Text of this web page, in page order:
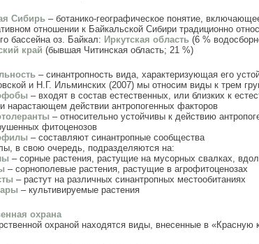
Сибирь – ботанико-географическое понятие,
отношении к Байкальской Сибири традиционно
бассейна оз. Байкал: Иркутская область (6 %
край (бывшая Читинская область; 21 %)
– синантропность вида, характеризующая его
и Н.Г. Ильминских (2007) мы относим виды к трем
– входят в состав естественных, или близких к
нарастающем действии антропогенных факторов
– относительно устойчивы к действию
фитоценозов
– составляют синантропные сообщества
в свою очередь, подразделяются на:
– сорные растения, растущие на мусорных свалках,
– сорнополевые растения, растущие в агрофитоценозах
– растут на различных синантропных местообитаниях
– культивируемые растения
охрана
охраной находятся виды, внесенные в «Красную